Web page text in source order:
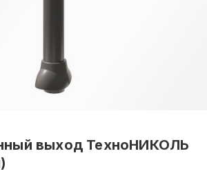
выход ТехноНИКОЛЬ